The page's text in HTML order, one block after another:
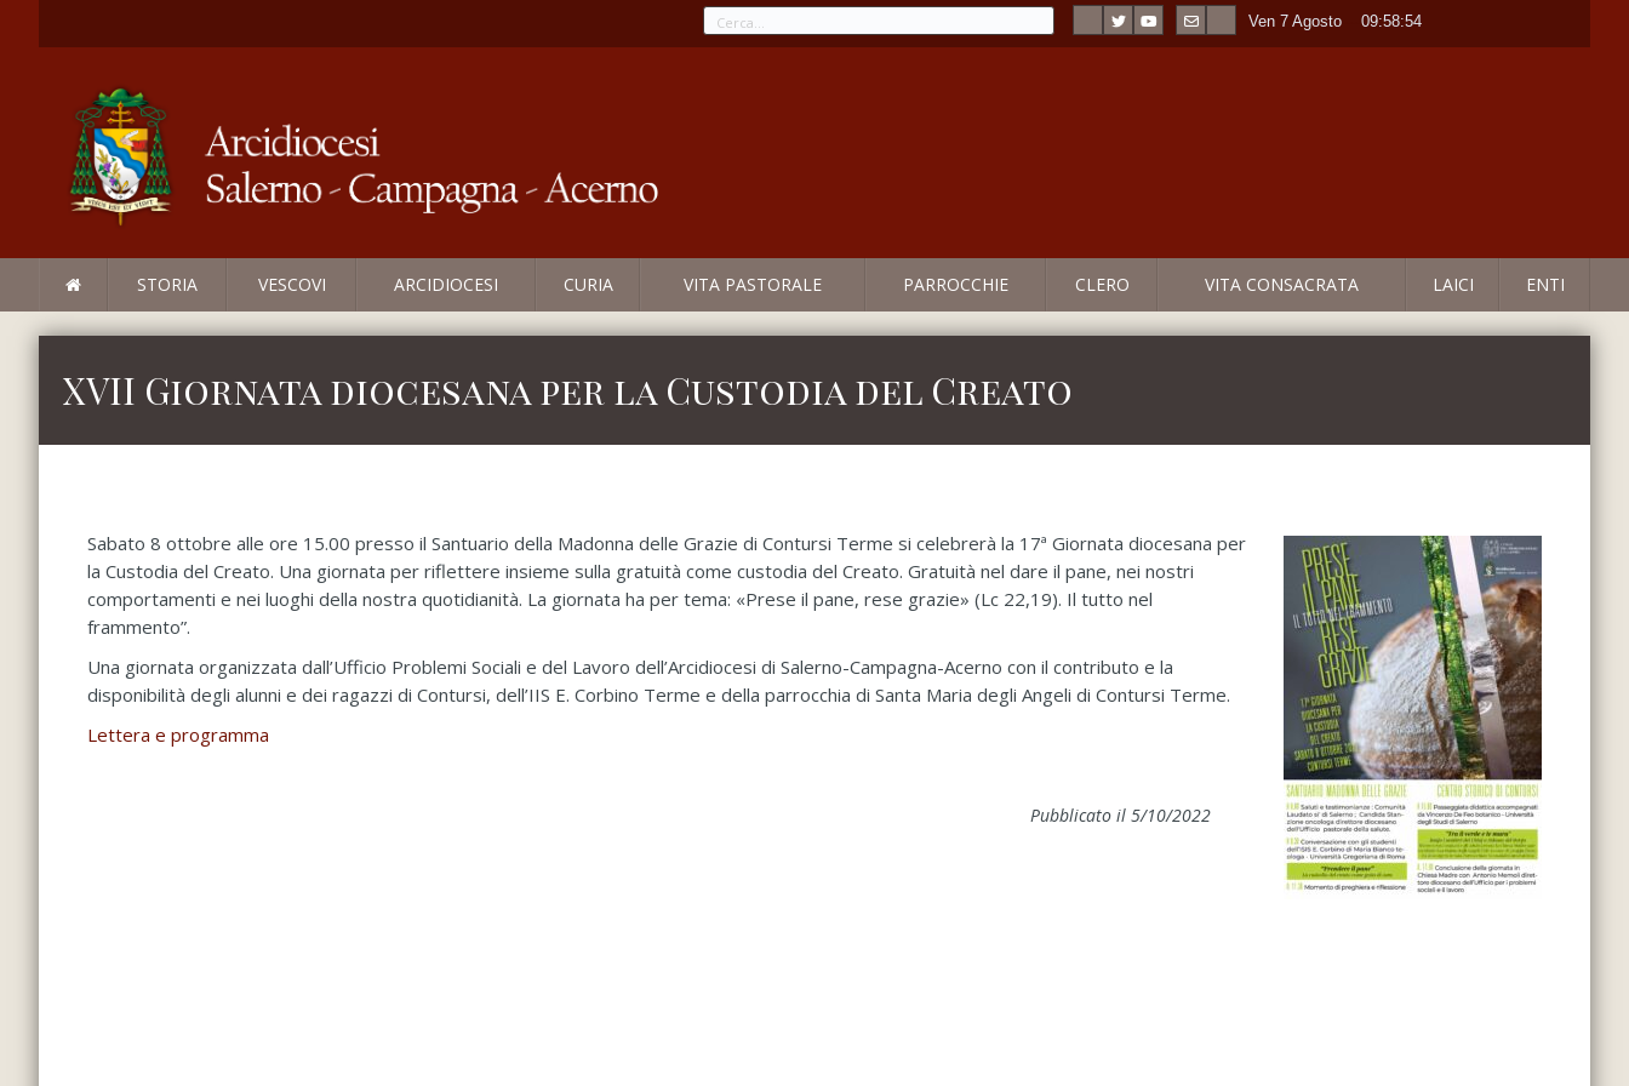
Ven 7 Agosto ----09:58:54
STORIA VESCOVI ARCIDIOCESI CURIA VITA PASTORALE PARROCCHIE CLERO VITA CONSACRATA LAICI ENTI
XVII Giornata diocesana per la Custodia del Creato
Sabato 8 ottobre alle ore 15.00 presso il Santuario della Madonna delle Grazie di Contursi Terme si celebrerà la 17ª Giornata diocesana per
la Custodia del Creato. Una giornata per riflettere insieme sulla gratuità come custodia del Creato. Gratuità nel dare il pane, nei nostri
comportamenti e nei luoghi della nostra quotidianità. La giornata ha per tema: «Prese il pane, rese grazie» (Lc 22,19). Il tutto nel
frammento”.
Una giornata organizzata dall’Ufficio Problemi Sociali e del Lavoro dell’Arcidiocesi di Salerno-Campagna-Acerno con il contributo e la
disponibilità degli alunni e dei ragazzi di Contursi, dell’IIS E. Corbino Terme e della parrocchia di Santa Maria degli Angeli di Contursi Terme.
Lettera e programma
Pubblicato il 5/10/2022